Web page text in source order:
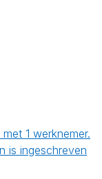
1 werknemer.
is ingeschreven